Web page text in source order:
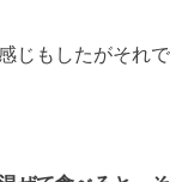
じもしたがそれで